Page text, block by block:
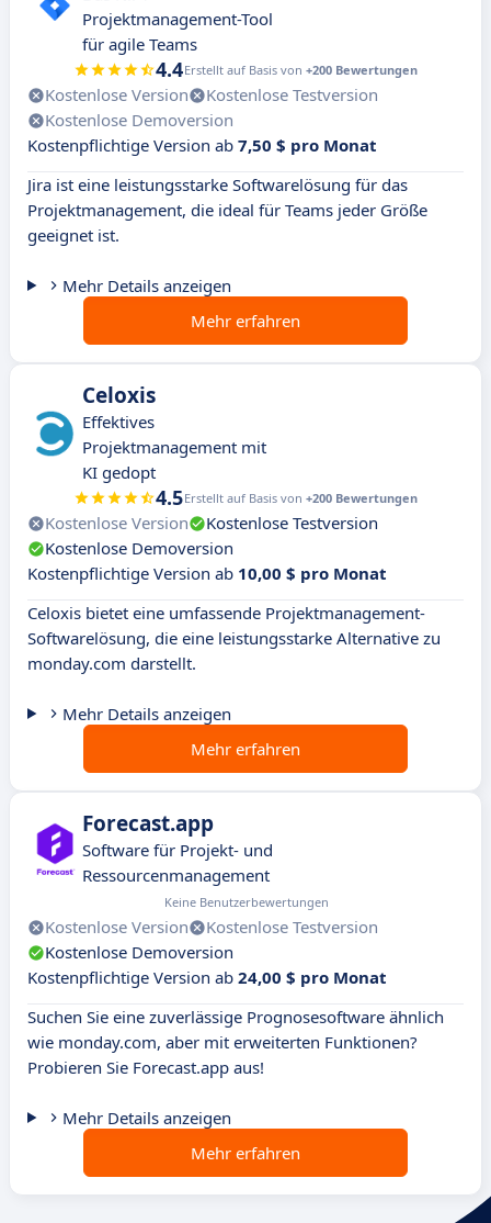
Projektmanagement-Tool
für agile Teams
4.4Erstellt auf Basis von +200 Bewertungen
Kostenlose Version
Kostenlose Testversion
Kostenlose Demoversion
Kostenpflichtige Version ab 7,50 $ pro Monat
Jira ist eine leistungsstarke Softwarelösung für das
Projektmanagement, die ideal für Teams jeder Größe
geeignet ist.
Mehr Details anzeigen
Mehr erfahren
Celoxis
Effektives
Projektmanagement mit
KI gedopt
4.5Erstellt auf Basis von +200 Bewertungen
Kostenlose Version
Kostenlose Testversion
Kostenlose Demoversion
Kostenpflichtige Version ab 10,00 $ pro Monat
Celoxis bietet eine umfassende Projektmanagement-
Softwarelösung, die eine leistungsstarke Alternative zu
monday.com darstellt.
Mehr Details anzeigen
Mehr erfahren
Forecast.app
Software für Projekt- und
Ressourcenmanagement
Keine Benutzerbewertungen
Kostenlose Version
Kostenlose Testversion
Kostenlose Demoversion
Kostenpflichtige Version ab 24,00 $ pro Monat
Suchen Sie eine zuverlässige Prognosesoftware ähnlich
wie monday.com, aber mit erweiterten Funktionen?
Probieren Sie Forecast.app aus!
Mehr Details anzeigen
Mehr erfahren